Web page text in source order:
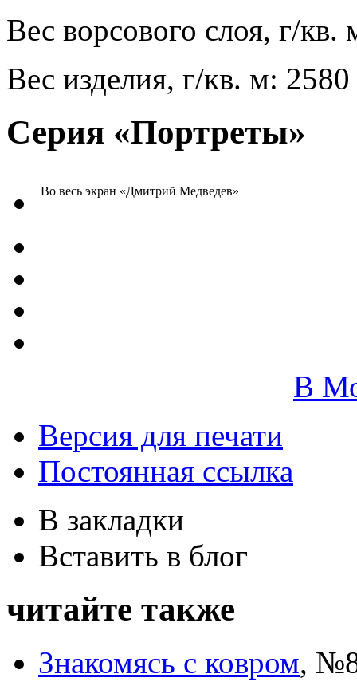
Вес ворсового слоя, г/кв.
Вес изделия, г/кв. м: 2580
Серия «Портреты»
Во весь экран «Дмитрий Медведев»
В
Версия для печати
Постоянная ссылка
В закладки
Вставить в блог
читайте также
Знакомясь с ковром,